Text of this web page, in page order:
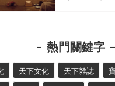
熱門關鍵字
天下文化 天下雜誌